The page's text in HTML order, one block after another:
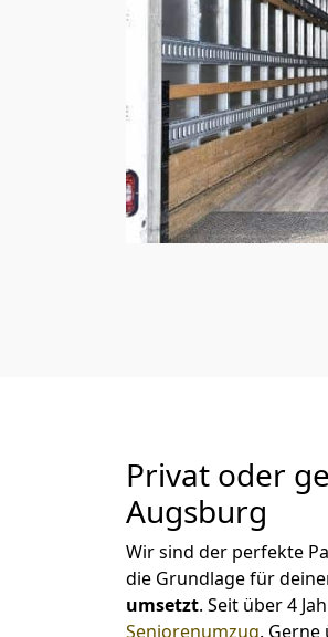
Privat oder
Augsburg
Wir sind der perfekte
die Grundlage für
umsetzt. Seit über 4
Seniorenumzug. Gerne